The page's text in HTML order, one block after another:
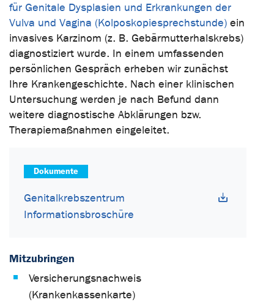
für Genitale Dysplasien und Erkrankungen der
Vulva und Vagina (Kolposkopiesprechstunde) ein
invasives Karzinom (z. B. Gebärmutterhalskrebs)
diagnostiziert wurde. In einem umfassenden
persönlichen Gespräch erheben wir zunächst
Ihre Krankengeschichte. Nach einer klinischen
Untersuchung werden je nach Befund dann
weitere diagnostische Abklärungen bzw.
Therapiemaßnahmen eingeleitet.
Dokumente
Genitalkrebszentrum
Informationsbroschüre
Mitzubringen
Versicherungsnachweis
(Krankenkassenkarte)